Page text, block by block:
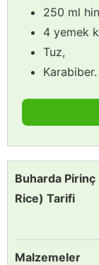
250 ml
4 yemek
Tuz,
Karabiber.
Buharda Pirinç
Rice) Tarifi
Malzemeler